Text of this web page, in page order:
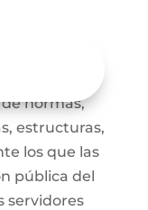
normas,
estructuras,
los que las
pública del
servidores